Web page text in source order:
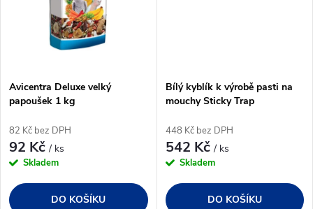
Avicentra Deluxe velký
papoušek 1 kg
82 Kč bez DPH
92 Kč/ ks
Skladem
DO KOŠÍKU
Bílý kyblík k výrobě pasti na
mouchy Sticky Trap
448 Kč bez DPH
542 Kč/ ks
Skladem
DO KOŠÍKU